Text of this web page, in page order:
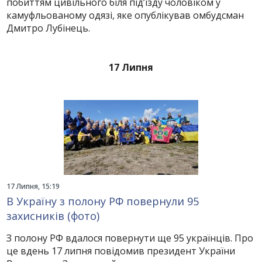
камуфльованому одязі, яке опублікував омбудсман
Дмитро Лубінець.
17 Липня
17 Липня, 15:19
В Україну з полону РФ повернули 95
захисників (фото)
З полону РФ вдалося повернути ще 95 українців. Про
це вдень 17 липня повідомив президент України